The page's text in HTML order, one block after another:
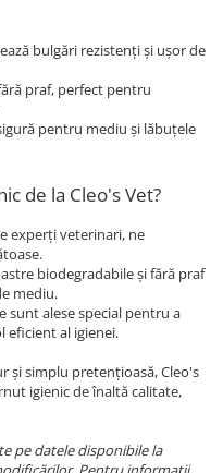
bulgări rezistenți și ușor de
praf, perfect pentru
pentru mediu și lăbuțele
de la Cleo's Vet?
experți veterinari, ne
biodegradabile și fără praf
mediu.
sunt alese special pentru a
eficient al igienei.
și simplu pretențioasă, Cleo's
igienic de înaltă calitate,
pe datele disponibile la